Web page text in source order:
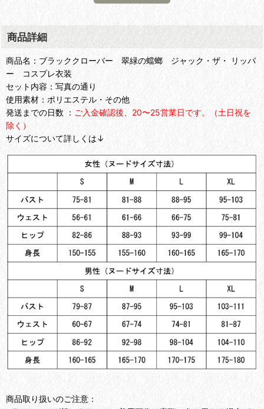
商品詳細
商品名：ブラッククローバー 翠緑の蟷螂 ジャック・ザ・ リッパ
ー コスプレ衣装
セット内容：写真の通り
使用素材：ポリエステル・その他
発送までの日数 ： ご入金確認後、20〜25営業日です。（土日祝を
除く）
サイズについて詳しくは↓
商品取り扱いのご注意：